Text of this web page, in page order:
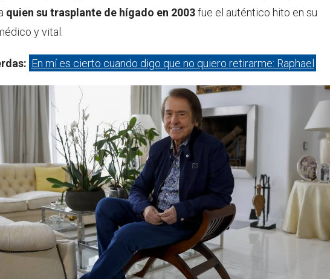
quien su trasplante de hígado en 2003fue el auténtico hito en su
y vital.
En mí es cierto cuando digo que no quiero retirarme: Raphael